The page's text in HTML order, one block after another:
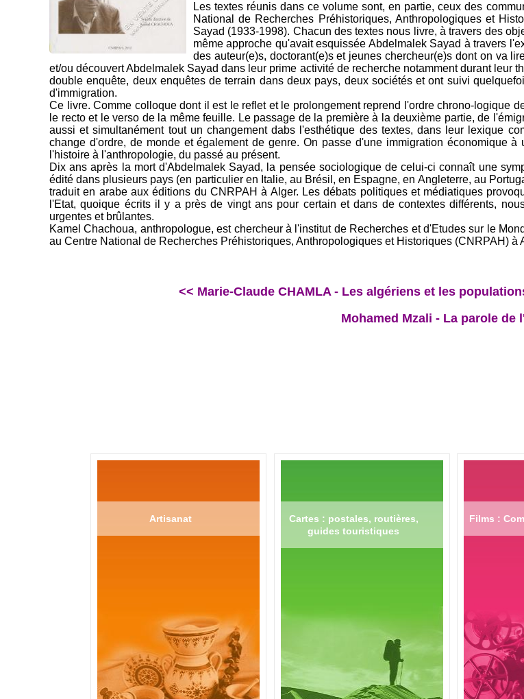
Les textes réunis dans ce volume sont, en partie, ceux des
National de Recherches Préhistoriques, Anthropologiques et
Sayad (1933-1998). Chacun des textes nous livre, à travers des
même approche qu'avait esquissée Abdelmalek Sayad à travers
des auteur(e)s, doctorant(e)s et jeunes chercheur(e)s dont on va
et/ou découvert Abdelmalek Sayad dans leur prime activité de recherche notamment durant leur
double enquête, deux enquêtes de terrain dans deux pays, deux sociétés et ont suivi
d'immigration.
Ce livre. Comme colloque dont il est le reflet et le prolongement reprend l'ordre chrono-logique
le recto et le verso de la même feuille. Le passage de la première à la deuxième partie, de
aussi et simultanément tout un changement dabs l'esthétique des textes, dans leur lexique
change d'ordre, de monde et également de genre. On passe d'une immigration économique
l'histoire à l'anthropologie, du passé au présent.
Dix ans après la mort d'Abdelmalek Sayad, la pensée sociologique de celui-ci connaît une
édité dans plusieurs pays (en particulier en Italie, au Brésil, en Espagne, en Angleterre, au
traduit en arabe aux éditions du CNRPAH à Alger. Les débats politiques et médiatiques
l'Etat, quoique écrits il y a près de vingt ans pour certain et dans de contextes différents,
urgentes et brûlantes.
Kamel Chachoua, anthropologue, est chercheur à l'institut de Recherches et d'Etudes sur le
au Centre National de Recherches Préhistoriques, Anthropologiques et Historiques (CNRPAH) à
<< Marie-Claude CHAMLA - Les algériens et les
Mohamed Mzali - La parole de
Artisanat
Cartes : postales, routières,
guides touristiques
Films :